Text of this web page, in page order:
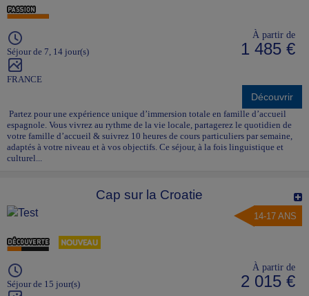
Séjour de 7, 14 jour(s)
FRANCE
À partir de
1 485 €
Découvrir
Partez pour une expérience unique d’immersion totale en famille d’accueil
espagnole. Vous vivrez au rythme de la vie locale, partagerez le quotidien de
votre famille d’accueil & suivrez 10 heures de cours particuliers par semaine,
adaptés à votre niveau et à vos objectifs. Ce séjour, à la fois linguistique et
culturel...
Cap sur la Croatie
14-17 ANS
Séjour de 15 jour(s)
À partir de
2 015 €